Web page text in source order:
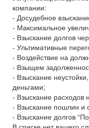
компании:
- Досудебное
- Максимальное
- Взыскание долгов
- Ультимативные
- Воздействие на
- Взыщем
- Взыскание
деньгами;
- Взыскание расходов
- Взыскание пошлин и
- Взыскание долгов